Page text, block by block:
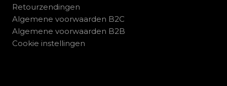
Retourzendingen
Algemene voorwaarden B2C
Algemene voorwaarden B2B
Cookie instellingen